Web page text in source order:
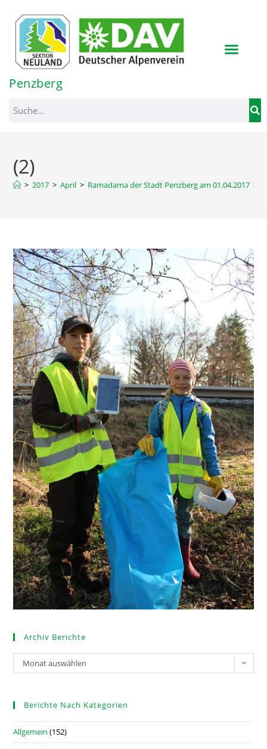
springen
Penzberg
(2)
> 2017 > April > Ramadama der Stadt Penzberg am 01.04.2017 >
Archiv Berichte
Monat auswählen
Berichte Nach Kategorien
Allgemein (152)